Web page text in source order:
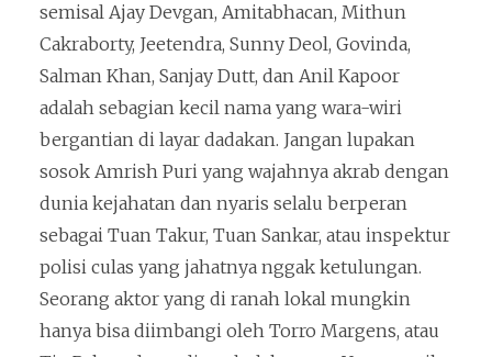
semisal Ajay Devgan, Amitabhacan, Mithun
Cakraborty, Jeetendra, Sunny Deol, Govinda,
Salman Khan, Sanjay Dutt, dan Anil Kapoor
adalah sebagian kecil nama yang wara-wiri
bergantian di layar dadakan. Jangan lupakan
sosok Amrish Puri yang wajahnya akrab dengan
dunia kejahatan dan nyaris selalu berperan
sebagai Tuan Takur, Tuan Sankar, atau inspektur
polisi culas yang jahatnya nggak ketulungan.
Seorang aktor yang di ranah lokal mungkin
hanya bisa diimbangi oleh Torro Margens, atau